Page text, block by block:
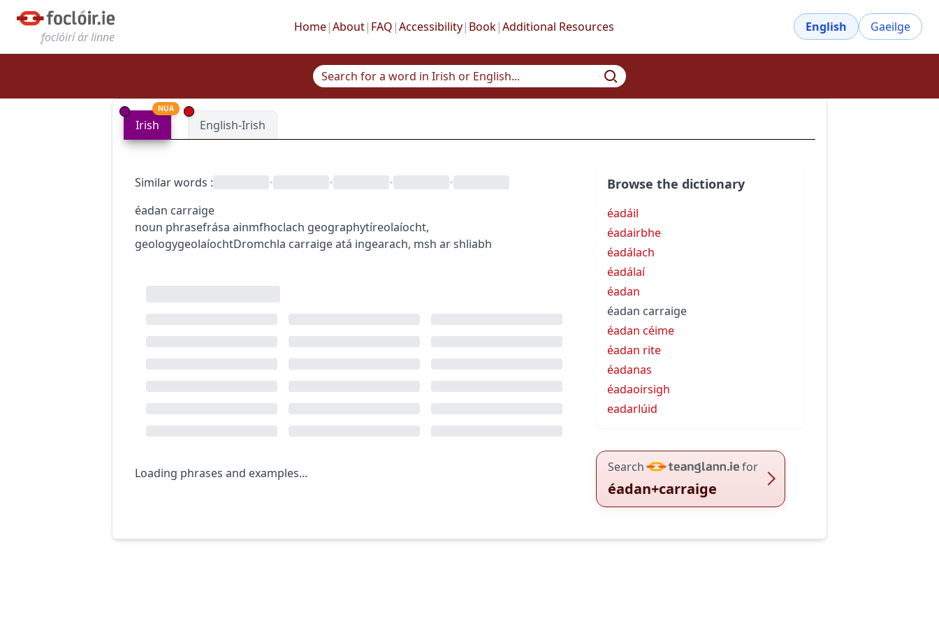
foclóirí ár linne
Home|About| FAQ |Accessibility| Book|Additional Resources English Gaeilge
Irish
NUA
English-Irish
Similar words : • • •
•
éadan carraige
noun phrasefrása ainmfhoclach geographytíreolaíocht,
geologygeolaíochtDromchla carraige atá ingearach, msh ar shliabh
Loading phrases and examples...
Browse the dictionary
éadáil
éadairbhe
éadálach
éadálaí
éadan
éadan carraige
éadan céime
éadan rite
éadanas
éadaoirsigh
eadarlúid
Search for
éadan+carraige